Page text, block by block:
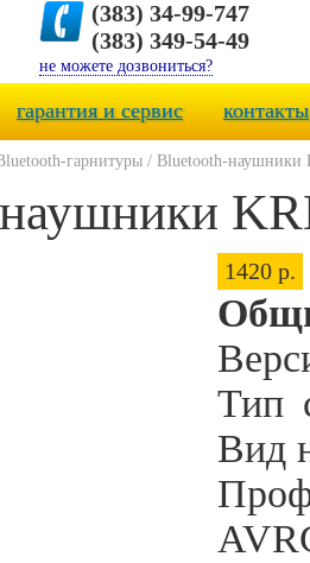
(383) 34-99-747
(383) 349-54-49
не можете дозвониться?
гарантия и сервис контакты
гарнитуры / Bluetooth-наушники
1420 р.
Тип
Вид